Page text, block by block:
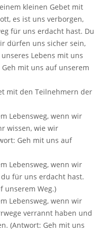
kleinen Gebet mit
es ist uns verborgen,
für uns erdacht hast. Du
dürfen uns sicher sein,
Lebens mit uns
mit uns auf unserem
mit den Teilnehmern der
Lebensweg, wenn wir
wissen, wie wir
Geh mit uns auf
Lebensweg, wenn wir
für uns erdacht hast.
unserem Weg.)
Lebensweg, wenn wir
verrannt haben und
(Antwort: Geh mit uns